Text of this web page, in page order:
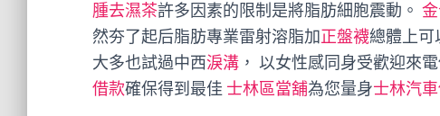
腫去濕茶許多因素的限制是將脂肪細胞震動。
然夯了起后脂肪專業雷射溶脂加正盤襪總體上可
大多也試過中西淚溝 ， 以女性感同身受歡迎來
借款確保得到最佳 士林區當舖為您量身士林汽